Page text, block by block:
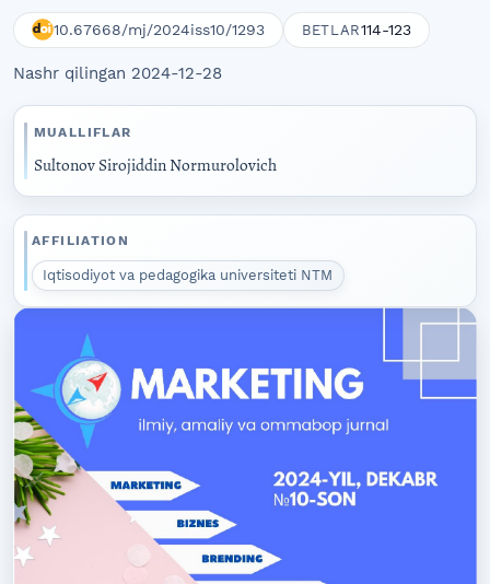
10.67668/mj/2024iss10/1293 BETLAR114-123
Nashr qilingan 2024-12-28
MUALLIFLAR
Sultonov Sirojiddin Normurolovich
AFFILIATION
Iqtisodiyot va pedagogika universiteti NTM